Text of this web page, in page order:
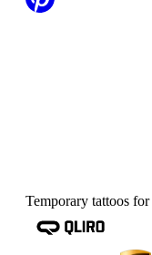
Temporary tattoos